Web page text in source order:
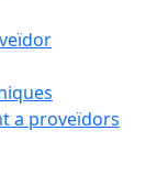
a proveïdors